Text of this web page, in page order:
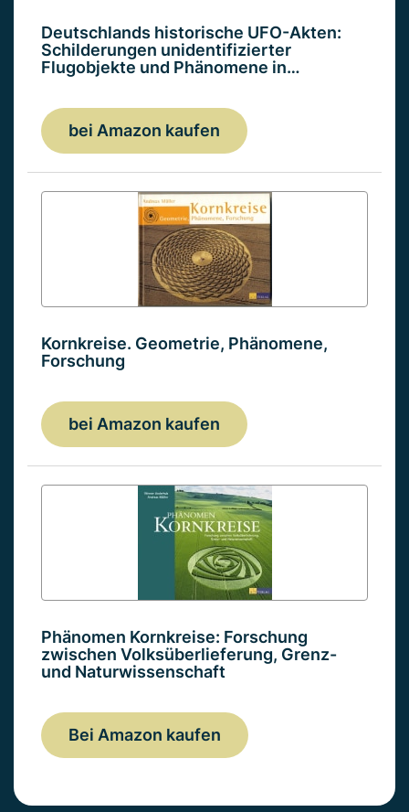
Deutschlands historische UFO-Akten:
Schilderungen unidentifizierter
Flugobjekte und Phänomene in…
bei Amazon kaufen
Kornkreise. Geometrie, Phänomene,
Forschung
bei Amazon kaufen
Phänomen Kornkreise: Forschung
zwischen Volksüberlieferung, Grenz-
und Naturwissenschaft
Bei Amazon kaufen